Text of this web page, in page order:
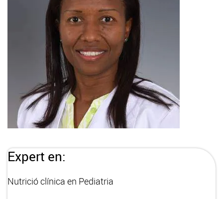
Expert en:
Nutrició clínica en Pediatria